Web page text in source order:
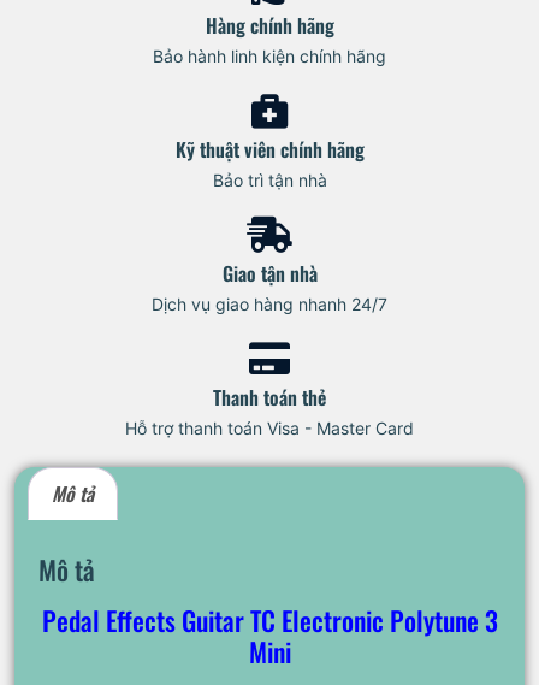
Hàng chính hãng
Bảo hành linh kiện chính hãng
Kỹ thuật viên chính hãng
Bảo trì tận nhà
Giao tận nhà
Dịch vụ giao hàng nhanh 24/7
Thanh toán thẻ
Hỗ trợ thanh toán Visa - Master Card
Mô tả
Mô tả
Pedal Effects Guitar TC Electronic Polytune 3
Mini